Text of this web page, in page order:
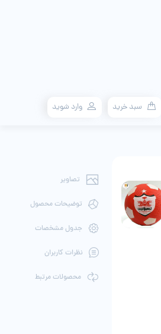
سبد خرید وارد شوید
تصاویر
توضیحات محصول
جدول مشخصات
نظرات کاربران
محصولات مرتبط